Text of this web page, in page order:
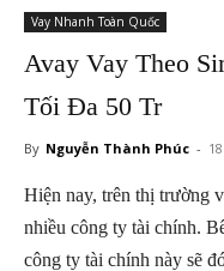
Vay Nhanh Toàn Quốc
Avay Vay Theo
Tối Đa 50 Tr
By Nguyễn Thành Phúc -
Hiện nay, trên thị trường
nhiều công ty tài chính.
công ty tài chính này sẽ